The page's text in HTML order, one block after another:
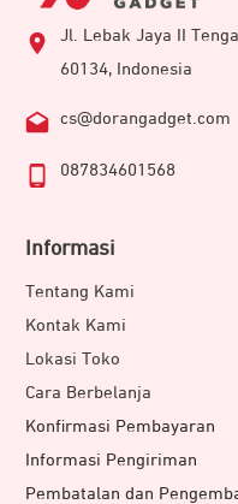
Jl. Lebak Jaya II
60134, Indonesia
cs@dorangadget.com
087834601568
Informasi
Tentang Kami
Kontak Kami
Lokasi Toko
Cara Berbelanja
Konfirmasi Pembayaran
Informasi Pengiriman
Pembatalan dan